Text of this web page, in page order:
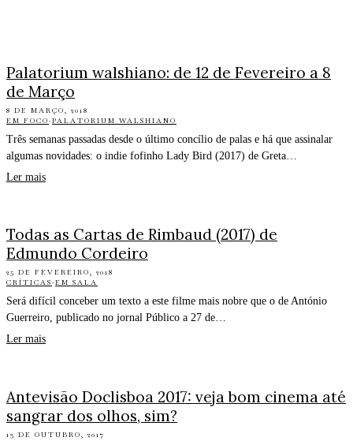
Palatorium walshiano: de 12 de Fevereiro a 8
de Março
8 DE MARÇO, 2018
EM FOCO·PALATORIUM WALSHIANO
Três semanas passadas desde o último concílio de palas e há que assinalar
algumas novidades: o indie fofinho Lady Bird (2017) de Greta…
Ler mais
Todas as Cartas de Rimbaud (2017) de
Edmundo Cordeiro
25 DE FEVEREIRO, 2018
CRÍTICAS·EM SALA
Será difícil conceber um texto a este filme mais nobre que o de António
Guerreiro, publicado no jornal Público a 27 de…
Ler mais
Antevisão Doclisboa 2017: veja bom cinema até
sangrar dos olhos, sim?
13 DE OUTUBRO, 2017